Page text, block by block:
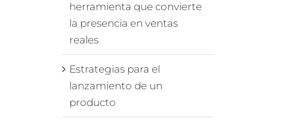
herramienta que convierte
la presencia en ventas
reales
Estrategias para el
lanzamiento de un
producto